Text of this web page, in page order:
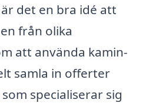
det en bra idé att
från olika
att använda kamin-
samla in offerter
specialiserar sig